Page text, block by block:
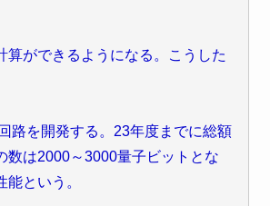
ができるようになる。こうした
路を開発する。23年度までに総額
数は2000～3000量子ビットとな
という。